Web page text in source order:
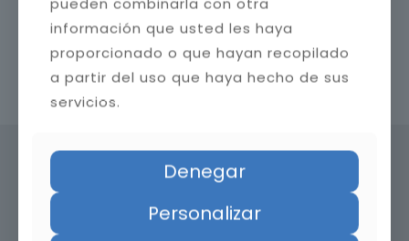
Contacta con nosotros
Precio de reformar el baño en
información que usted les haya
proporcionado o que hayan recopilado
a partir del uso que haya hecho de sus
servicios.
Denegar
Personalizar